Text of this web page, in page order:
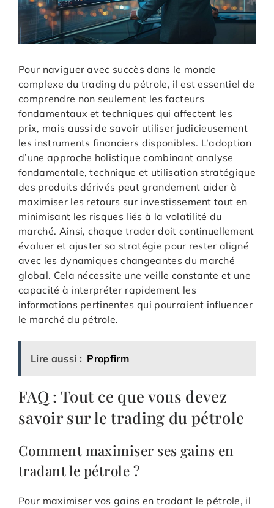
Pour naviguer avec succès dans le monde
complexe du trading du pétrole, il est essentiel de
comprendre non seulement les facteurs
fondamentaux et techniques qui affectent les
prix, mais aussi de savoir utiliser judicieusement
les instruments financiers disponibles. L’adoption
d’une approche holistique combinant analyse
fondamentale, technique et utilisation stratégique
des produits dérivés peut grandement aider à
maximiser les retours sur investissement tout en
minimisant les risques liés à la volatilité du
marché. Ainsi, chaque trader doit continuellement
évaluer et ajuster sa stratégie pour rester aligné
avec les dynamiques changeantes du marché
global. Cela nécessite une veille constante et une
capacité à interpréter rapidement les
informations pertinentes qui pourraient influencer
le marché du pétrole.
Lire aussi : Propfirm
FAQ : Tout ce que vous devez
savoir sur le trading du pétrole
Comment maximiser ses gains en
tradant le pétrole ?
Pour maximiser vos gains en tradant le pétrole, il